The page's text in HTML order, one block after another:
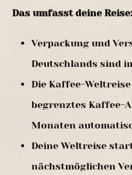
Das umfasst deine Reise:
Verpackung und
Deutschlands sind
Die Kaffee-
begrenztes Kaffee-
Monaten
Deine Weltreise
nächstmöglichen